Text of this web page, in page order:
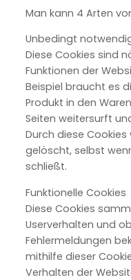
Man kann 4 Arten
Unbedingt
Diese Cookies sind
Funktionen der
Beispiel braucht es
Produkt in den
Seiten weitersurft
Durch diese
gelöscht, selbst
schließt.
Funktionelle Cookies
Diese Cookies
Userverhalten und
Fehlermeldungen
mithilfe dieser
Verhalten der